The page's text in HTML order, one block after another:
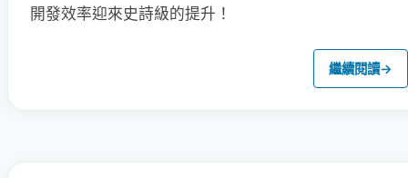
開發效率迎來史詩級的提升！
繼續閱讀→